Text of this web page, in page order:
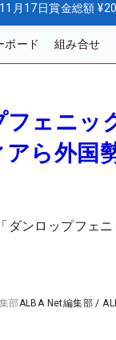
月17日賞金総額
ボード 組み合せ
フェニッ
ら外国
ダンロップフェ
部ALBA Net編集部 /